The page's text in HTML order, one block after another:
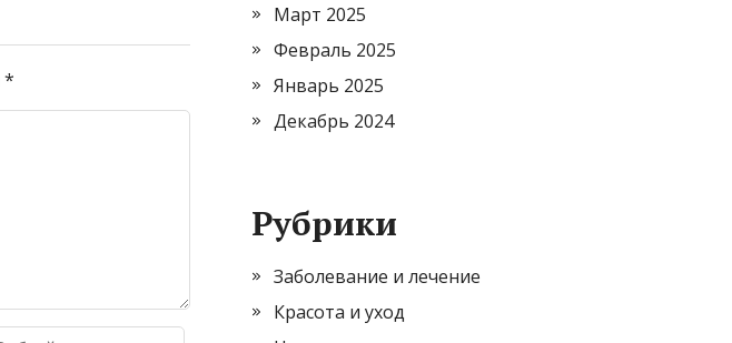
*
Март 2025
Февраль 2025
Январь 2025
Декабрь 2024
Рубрики
Заболевание и лечение
Красота и уход